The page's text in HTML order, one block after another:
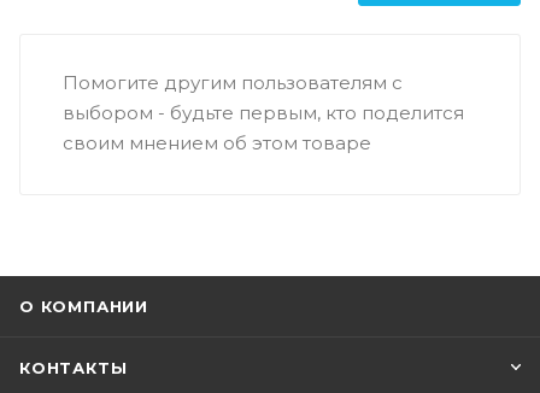
Помогите другим пользователям с
выбором - будьте первым, кто поделится
своим мнением об этом товаре
О КОМПАНИИ
КОНТАКТЫ